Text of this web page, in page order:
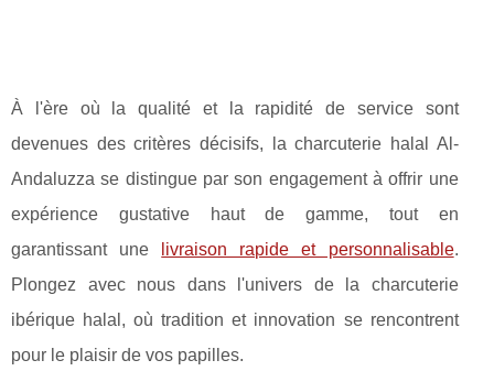
À l'ère où la qualité et la rapidité de service sont
devenues des critères décisifs, la charcuterie halal Al-
Andaluzza se distingue par son engagement à offrir une
expérience gustative haut de gamme, tout en
garantissant une
livraison rapide et personnalisable.
Plongez avec nous dans l'univers de la charcuterie
ibérique halal, où tradition et innovation se rencontrent
pour le plaisir de vos papilles.